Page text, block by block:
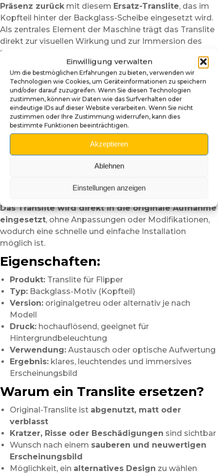
Einwilligung verwalten
Um die bestmöglichen Erfahrungen zu bieten, verwenden wir
Technologien wie Cookies, um Geräteinformationen zu speichern
und/oder darauf zuzugreifen. Wenn Sie diesen Technologien
zustimmen, können wir Daten wie das Surfverhalten oder
eindeutige IDs auf dieser Website verarbeiten. Wenn Sie nicht
zustimmen oder Ihre Zustimmung widerrufen, kann dies
bestimmte Funktionen beeinträchtigen.
Akzeptieren
Ablehnen
Einstellungen anzeigen
Präsenz zurückmit diesem Ersatz-Translite, das im
Kopfteil hinter der Backglass-Scheibe eingesetzt wird.
Als zentrales Element der Maschine trägt das Translite
direkt zur visuellen Wirkung und zur Immersion des
Spielers bei.
Dieses Translite ist je nach Modell in einer
originalgetreuen oder alternativen Version
erhältlich. Es ermöglicht denAustausch eines
beschädigten, vergilbten oder gerissenen Motivs
oder dient dazu, die Optik Ihres Flippers aufzufrischen,
ohne die Struktur der Maschine zu verändern.
Der hochauflösende Druck auf einem speziell für
Hintergrundbeleuchtung geeigneten Materialsorgt
für eine optimale Lichtverteilung und hebt Farben,
Flipper eingeschaltet ist.
Das Translite wird direkt in die originale Aufnahme
eingesetzt, ohne Anpassungen oder Modifikationen,
wodurch eine schnelle und einfache Installation
möglich ist.
Eigenschaften:
Produkt: Translite für Flipper
Typ: Backglass-Motiv (Kopfteil)
Version: originalgetreu oder alternativ je nach
Modell
Druck: hochauflösend, geeignet für
Hintergrundbeleuchtung
Verwendung: Austausch oder optische Aufwertung
Ergebnis: klares, leuchtendes und immersives
Erscheinungsbild
Warum ein Translite ersetzen?
Original-Translite ist abgenutzt, matt oder
verblasst
Kratzer, Risse oder Beschädigungen sind sichtbar
Wunsch nach einem sauberen und neuwertigen
Erscheinungsbild
Möglichkeit, ein alternatives Design zu wählen